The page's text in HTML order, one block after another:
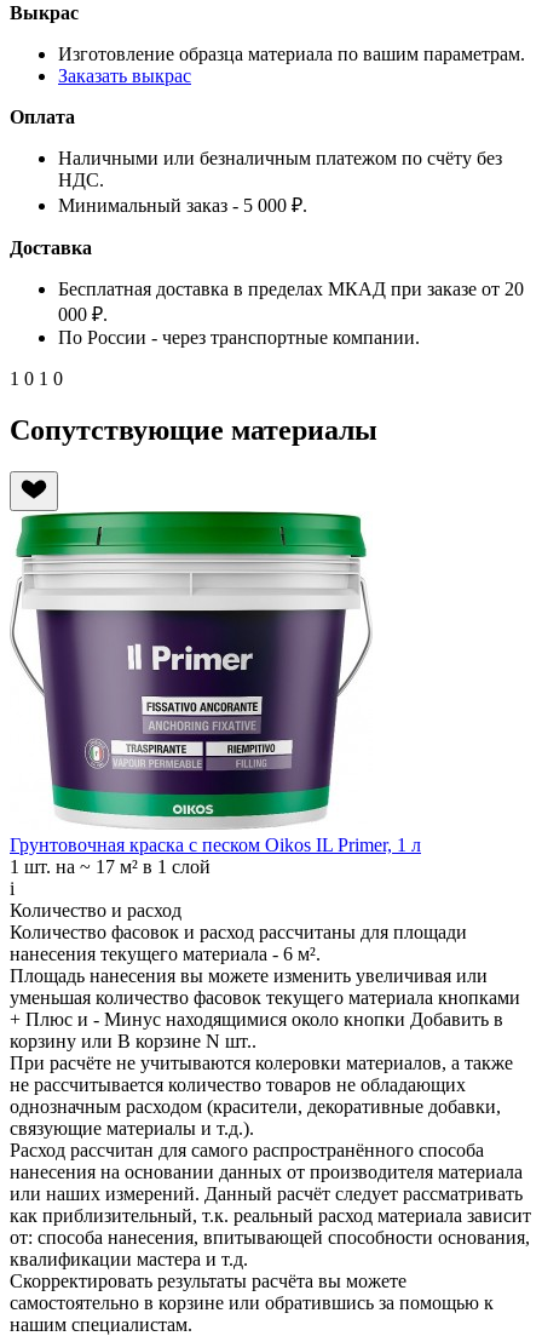
Выкрас
Изготовление образца материала по вашим параметрам.
Заказать выкрас
Оплата
Наличными или безналичным платежом по счёту без
НДС.
Минимальный заказ - 5 000 ₽.
Доставка
Бесплатная доставка в пределах МКАД при заказе от 20
000 ₽.
По России - через транспортные компании.
1 0 1 0
Сопутствующие материалы
Грунтовочная краска с песком Oikos IL Primer, 1 л
1 шт. на ~ 17 м² в 1 слой
i
Количество и расход
Количество фасовок и расход рассчитаны для площади
нанесения текущего материала - 6 м².
Площадь нанесения вы можете изменить увеличивая или
уменьшая количество фасовок текущего материала кнопками
+ Плюс и - Минус находящимися около кнопки Добавить в
корзину или В корзине N шт..
При расчёте не учитываются колеровки материалов, а также
не рассчитывается количество товаров не обладающих
однозначным расходом (красители, декоративные добавки,
связующие материалы и т.д.).
Расход рассчитан для самого распространённого способа
нанесения на основании данных от производителя материала
или наших измерений. Данный расчёт следует рассматривать
как приблизительный, т.к. реальный расход материала зависит
от: способа нанесения, впитывающей способности основания,
квалификации мастера и т.д.
Скорректировать результаты расчёта вы можете
самостоятельно в корзине или обратившись за помощью к
нашим специалистам.